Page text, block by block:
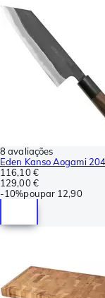
8 avaliações
Eden Kanso Aogami
116,10 €
129,00 €
-10%poupar 12,90